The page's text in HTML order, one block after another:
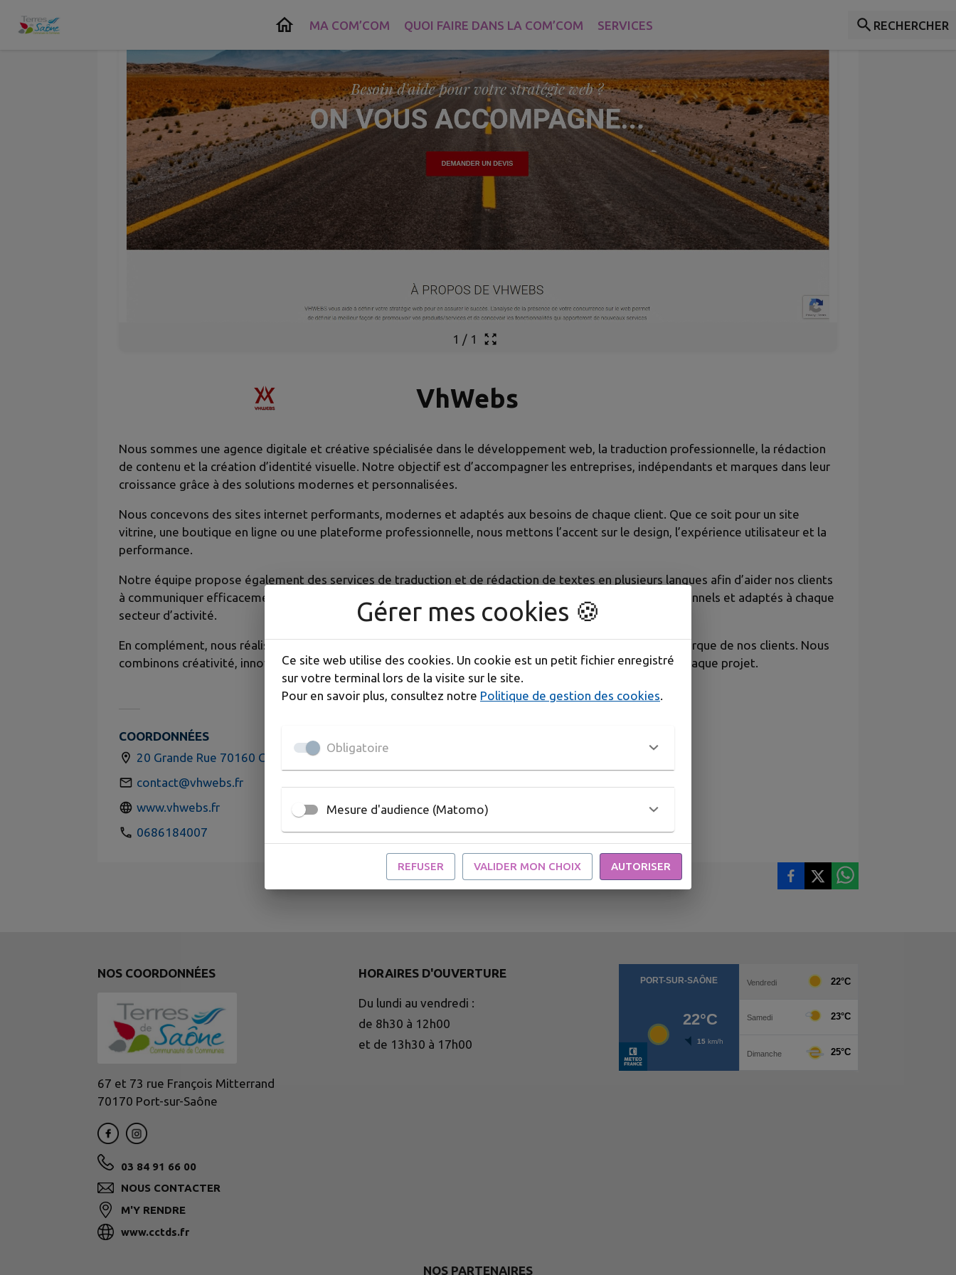
Contenu Pied de page MA COM’COM QUOI FAIRE DANS LA COM’COM SERVICES RECHERCHER
1 / 1
VhWebs
Nous sommes une agence digitale et créative spécialisée dans le développement web, la traduction professionnelle, la rédaction
de contenu et la création d’identité visuelle. Notre objectif est d’accompagner les entreprises, indépendants et marques dans leur
croissance grâce à des solutions modernes et personnalisées.
Nous concevons des sites internet performants, modernes et adaptés aux besoins de chaque client. Que ce soit pour un site
vitrine, une boutique en ligne ou une plateforme professionnelle, nous mettons l’accent sur le design, l’expérience utilisateur et la
performance.
Notre équipe propose également des services de traduction et de rédaction de textes en plusieurs langues afin d’aider nos clients
à communiquer efficacement auprès d’un public international. Nous créons des contenus clairs, professionnels et adaptés à chaque
secteur d’activité.
En complément, nous réalisons des logos et des identités visuelles uniques pour renforcer l’image de marque de nos clients. Nous
combinons créativité, innovation et stratégie afin de proposer des solutions complètes qui valorisent chaque projet.
COORDONNÉES
20 Grande Rue 70160 Contréglise
contact@vhwebs.fr
www.vhwebs.fr
0686184007
NOS COORDONNÉES
67 et 73 rue François Mitterrand
70170 Port-sur-Saône
03 84 91 66 00
NOUS CONTACTER
M'Y RENDRE
www.cctds.fr
HORAIRES D'OUVERTURE
Du lundi au vendredi :
de 8h30 à 12h00
et de 13h30 à 17h00
NOS PARTENAIRES
Gérer mes cookies 🍪
Ce site web utilise des cookies. Un cookie est un petit fichier enregistré
sur votre terminal lors de la visite sur le site.
Pour en savoir plus, consultez notre Politique de gestion des cookies
Obligatoire
Mesure d'audience (Matomo)
REFUSER VALIDER MON CHOIX AUTORISER